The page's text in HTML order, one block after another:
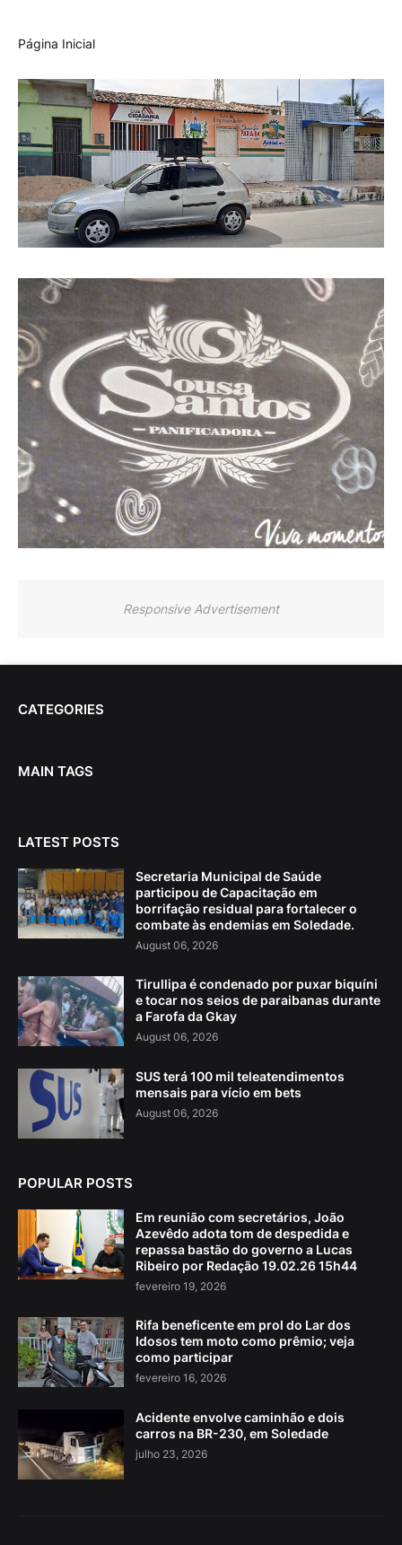
Página Inicial
Responsive Advertisement
CATEGORIES
MAIN TAGS
LATEST POSTS
Secretaria Municipal de Saúde
participou de Capacitação em
borrifação residual para fortalecer o
combate às endemias em Soledade.
August 06, 2026
Tirullipa é condenado por puxar biquíni
e tocar nos seios de paraibanas durante
a Farofa da Gkay
August 06, 2026
SUS terá 100 mil teleatendimentos
mensais para vício em bets
August 06, 2026
POPULAR POSTS
Em reunião com secretários, João
Azevêdo adota tom de despedida e
repassa bastão do governo a Lucas
Ribeiro por Redação 19.02.26 15h44
fevereiro 19, 2026
Rifa beneficente em prol do Lar dos
Idosos tem moto como prêmio; veja
como participar
fevereiro 16, 2026
Acidente envolve caminhão e dois
carros na BR-230, em Soledade
julho 23, 2026